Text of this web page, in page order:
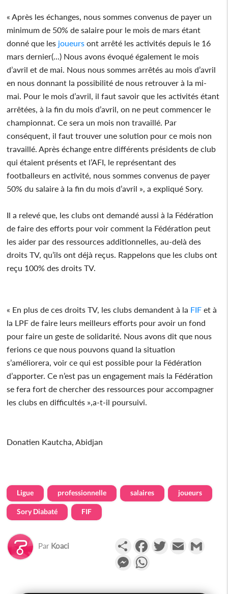
« Après les échanges, nous sommes convenus de payer un
minimum de 50% de salaire pour le mois de mars étant
donné que les joueurs ont arrêté les activités depuis le 16
mars dernier(...) Nous avons évoqué également le mois
d’avril et de mai. Nous nous sommes arrêtés au mois d’avril
en nous donnant la possibilité de nous retrouver à la mi-
mai. Pour le mois d’avril, il faut savoir que les activités étant
arrêtées, à la fin du mois d’avril, on ne peut commencer le
championnat. Ce sera un mois non travaillé. Par
conséquent, il faut trouver une solution pour ce mois non
travaillé. Après échange entre différents présidents de club
qui étaient présents et l’AFI, le représentant des
footballeurs en activité, nous sommes convenus de payer
50% du salaire à la fin du mois d’avril », a expliqué Sory.
Il a relevé que, les clubs ont demandé aussi à la Fédération
de faire des efforts pour voir comment la Fédération peut
les aider par des ressources additionnelles, au-delà des
droits TV, qu’ils ont déjà reçus. Rappelons que les clubs ont
reçu 100% des droits TV.
« En plus de ces droits TV, les clubs demandent à la FIF et à
la LPF de faire leurs meilleurs efforts pour avoir un fond
pour faire un geste de solidarité. Nous avons dit que nous
ferions ce que nous pouvons quand la situation
s’améliorera, voir ce qui est possible pour la Fédération
d’apporter. Ce n’est pas un engagement mais la Fédération
se fera fort de chercher des ressources pour accompagner
les clubs en difficultés »,a-t-il poursuivi.
Donatien Kautcha, Abidjan
Ligue professionnelle salaires joueurs
Sory Diabaté FIF
Par Koaci PartagerFacebookTwitterEmail
Messenger